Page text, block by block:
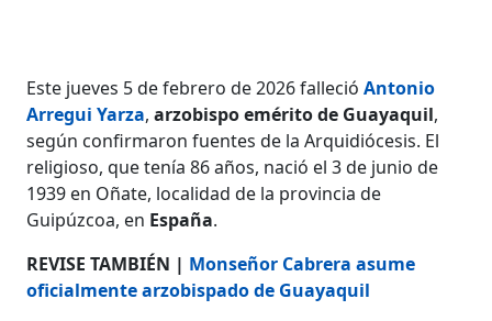
Este jueves 5 de febrero de 2026 fallecióAntonio
Arregui Yarza,arzobispo emérito de Guayaquil,
según confirmaron fuentes de la Arquidiócesis. El
religioso, que tenía 86 años, nació el 3 de junio de
1939 en Oñate, localidad de la provincia de
Guipúzcoa, en España.
REVISE TAMBIÉN | Monseñor Cabrera asume
oficialmente arzobispado de Guayaquil